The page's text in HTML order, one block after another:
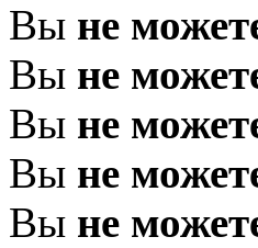
Вы не
Вы не
Вы не
Вы не
Вы не